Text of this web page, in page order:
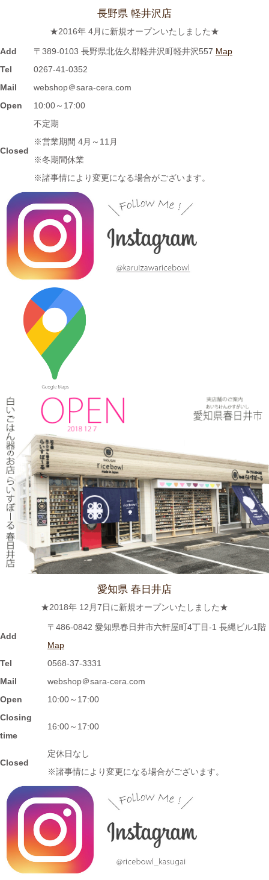
ト！『食卓を彩る豆皿活用術』コーナーに 白いごはん器のお店
らいすぼーる 小牧店が紹介されました。
2024/3/12
≪マガジンで掲載されました≫ 名鉄グループエリア 魅力発見マ
ガジンWind 2021年3月号「田縣神社前駅」に 白いごはん器のお
店 らいすぼーる 小牧店が掲載されました。
『お米特集』コーナーで MAG!C☆PRINCEの平野泰新さんが白
いごはん器のお店 らいすぼーる 春日井店にいらっしゃいまし
2024/3/12
スカ！ハピスタ『美味しく見える!?器の選び方』コーナーで 白い
ごはん器のお店 らいすぼーる 春日井店が紹介されました。
2024/3/12
≪マガジンで掲載されました≫ 流行発信MOOK おでかけ春日井
守山小牧2019-2020 2019年4月号に 白いごはん器のお店 らいす
ぼーる 春日井店が掲載されました。
2024/3/12
≪テレビで紹介されました≫ 2019年5月18日 、東海テレビ ぐっ
さん家！『ぐっさん！オレンジと行く春日井Jeep旅！』で 山口
智充さんが白いごはん器のお店 らいすぼーる 春日井店にいらっ
しゃいました。
2024/2/22
≪おすすめ≫今日は猫の日！猫好きにはたまらないおすすめご飯
茶碗いかがでしょうか？
ツを入れたり、薬味皿としてもGOOD★
2024/2/2
≪おすすめ≫ 信楽焼のモザイクプレート数量限定販売！
2024/1/15
か？
2024/1/12
≪おすすめ≫ お正月の暴飲暴食。。。ワンプレートで彩りよく
バランスの良い食事を♪
2024/1/3
長野県 軽井沢店
★2016年 4月に新規オープンいたしました★
Add 〒389-0103 長野県北佐久郡軽井沢町軽井沢557 Map
Tel
0267-41-0352
Mail
webshop＠sara-cera.com
Open
10:00～17:00
Closed
不定期
※営業期間 4月～11月
※冬期間休業
※諸事情により変更になる場合がございます。
愛知県 春日井店
★2018年 12月7日に新規オープンいたしました★
Add
〒486-0842 愛知県春日井市六軒屋町4丁目-1 長縄ビル1階
Map
Tel
0568-37-3331
Mail
webshop＠sara-cera.com
Open
10:00～17:00
Closing
time
16:00～17:00
Closed
定休日なし
※諸事情により変更になる場合がございます。